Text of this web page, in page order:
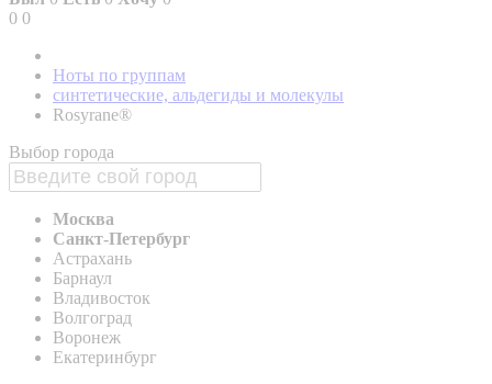
0 0
Ноты по группам
синтетические, альдегиды и молекулы
Rosyrane®
Выбор города
Москва
Санкт-Петербург
Астрахань
Барнаул
Владивосток
Волгоград
Воронеж
Екатеринбург